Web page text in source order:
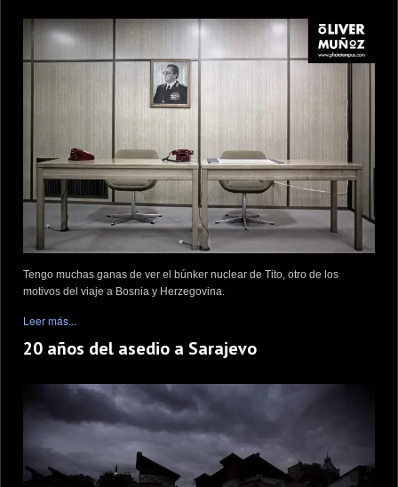
Tengo muchas ganas de ver el búnker nuclear de Tito, otro de los
motivos del viaje a Bosnia y Herzegovina.
Leer más...
20 años del asedio a Sarajevo